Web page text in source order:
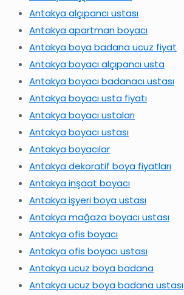
Antakya alçıpancı ustası
Antakya apartman boyacı
Antakya boya badana ucuz fiyat
Antakya boyacı alçıpancı usta
Antakya boyacı badanacı ustası
Antakya boyacı usta fiyatı
Antakya boyacı ustaları
Antakya boyacı ustası
Antakya boyacılar
Antakya dekoratif boya fiyatları
Antakya inşaat boyacı
Antakya işyeri boya ustası
Antakya mağaza boyacı ustası
Antakya ofis boyacı
Antakya ofis boyacı ustası
Antakya ucuz boya badana
Antakya ucuz boya badana ustası